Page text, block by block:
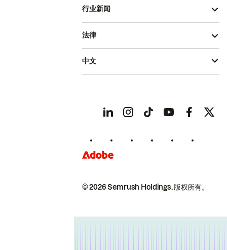
行业新闻
© 2026 Semrush Holdings.版权所有。
法律
中文